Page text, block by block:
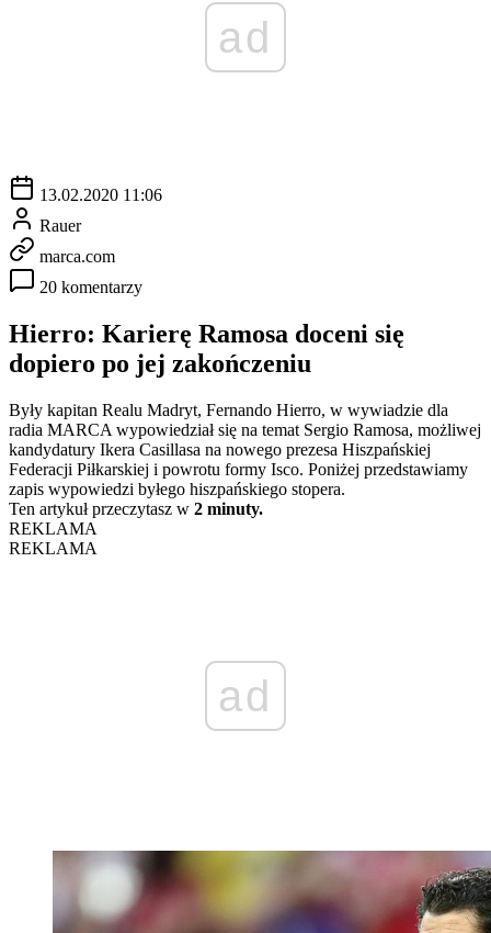
ad
13.02.2020 11:06
Rauer
marca.com
20 komentarzy
Hierro: Karierę Ramosa doceni się
dopiero po jej zakończeniu
Były kapitan Realu Madryt, Fernando Hierro, w wywiadzie dla
radia MARCA wypowiedział się na temat Sergio Ramosa, możliwej
kandydatury Ikera Casillasa na nowego prezesa Hiszpańskiej
Federacji Piłkarskiej i powrotu formy Isco. Poniżej przedstawiamy
zapis wypowiedzi byłego hiszpańskiego stopera.
Ten artykuł przeczytasz w 2 minuty.
REKLAMA
REKLAMA
ad